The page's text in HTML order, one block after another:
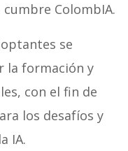
ColombIA.
se
la formación y
con el fin de
los desafíos y
IA.